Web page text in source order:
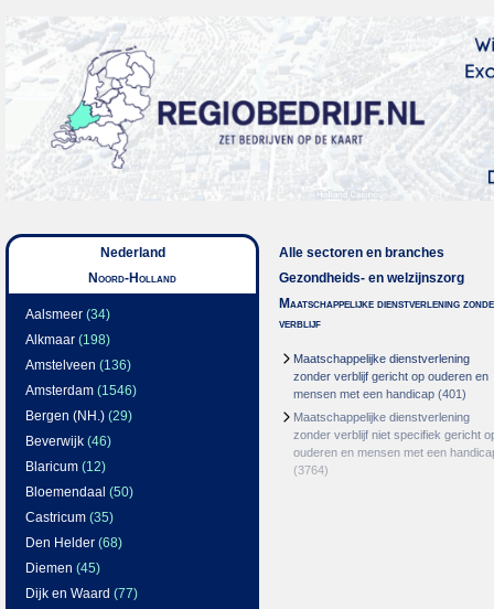
Nederland
Noord-Holland
Aalsmeer (34)
Alkmaar (198)
Amstelveen (136)
Amsterdam (1546)
Bergen (NH.) (29)
Beverwijk (46)
Blaricum (12)
Bloemendaal (50)
Castricum (35)
Den Helder (68)
Diemen (45)
Dijk en Waard (77)
Alle sectoren en branches
Gezondheids- en welzijnszorg
Maatschappelijke dienstverlening
verblijf
Maatschappelijke dienstverlening
zonder verblijf gericht op ouderen en
mensen met een handicap (401)
Maatschappelijke dienstverlening
zonder verblijf niet specifiek gericht
ouderen en mensen met een
(3764)